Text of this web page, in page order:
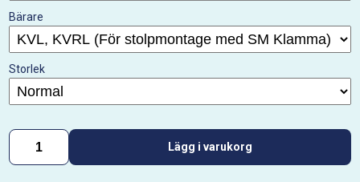
Bärare
Storlek
Lägg i varukorg